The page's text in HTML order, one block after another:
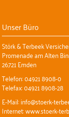
Unser Büro
Störk & Terbeek
Promenade am Alten
26721 Emden
Telefon: 04921 8908-0
Telefax: 04921 8908-28
E-Mail: info@stoerk-
Internet: www.stoerk-